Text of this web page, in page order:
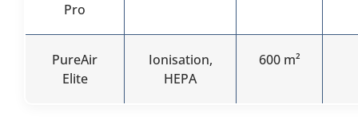
Pro
PureAir
Elite
Ionisation,
HEPA
600 m²